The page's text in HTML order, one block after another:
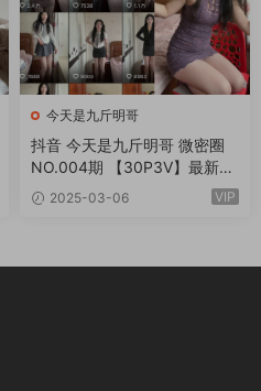
今天是九斤明哥
抖音 今天是九斤明哥 微密圈
NO.004期 【30P3V】最新
至：2025.3.9
2025-03-06 VIP